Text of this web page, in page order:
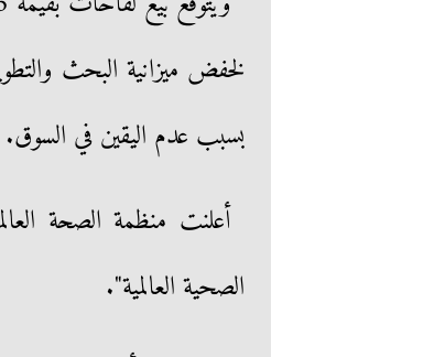
بسبب عدم اليقين في السوق.
أعلنت منظمة الصحة
الصحية العالمية".